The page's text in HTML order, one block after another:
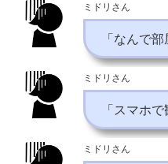
ミドリさん
「なんで
ミドリさん
「スマホ
ミドリさん